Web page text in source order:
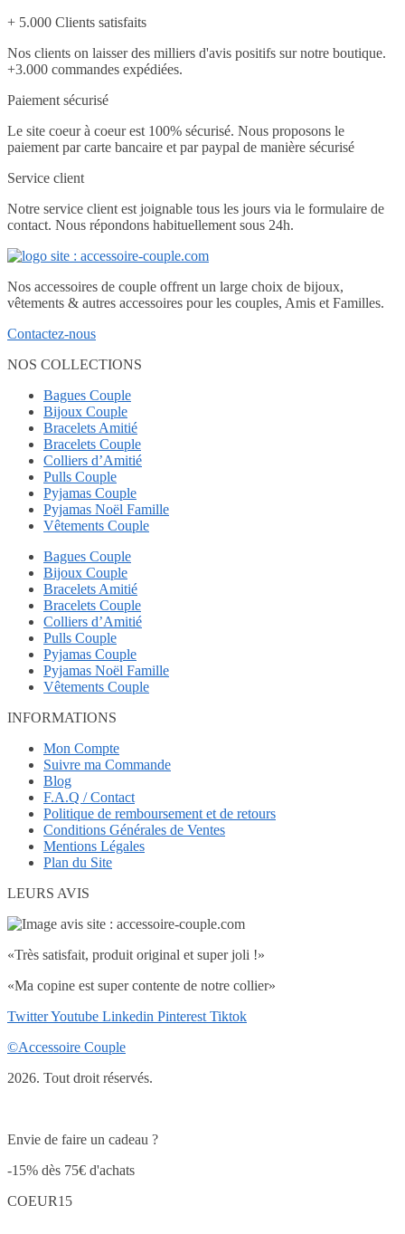
+ 5.000 Clients satisfaits
Nos clients on laisser des milliers d'avis positifs sur notre boutique.
+3.000 commandes expédiées.
Paiement sécurisé
Le site coeur à coeur est 100% sécurisé. Nous proposons le
paiement par carte bancaire et par paypal de manière sécurisé
Service client
Notre service client est joignable tous les jours via le formulaire de
contact. Nous répondons habituellement sous 24h.
Nos accessoires de couple offrent un large choix de bijoux,
vêtements & autres accessoires pour les couples, Amis et Familles.
Contactez-nous
NOS COLLECTIONS
Bagues Couple
Bijoux Couple
Bracelets Amitié
Bracelets Couple
Colliers d’Amitié
Pulls Couple
Pyjamas Couple
Pyjamas Noël Famille
Vêtements Couple
Bagues Couple
Bijoux Couple
Bracelets Amitié
Bracelets Couple
Colliers d’Amitié
Pulls Couple
Pyjamas Couple
Pyjamas Noël Famille
Vêtements Couple
INFORMATIONS
Mon Compte
Suivre ma Commande
Blog
F.A.Q / Contact
Politique de remboursement et de retours
Conditions Générales de Ventes
Mentions Légales
Plan du Site
LEURS AVIS
«Très satisfait, produit original et super joli !»
«Ma copine est super contente de notre collier»
TwitterYoutube Linkedin Pinterest Tiktok
©Accessoire Couple
2026. Tout droit réservés.
Envie de faire un cadeau ?
-15% dès 75€ d'achats
COEUR15